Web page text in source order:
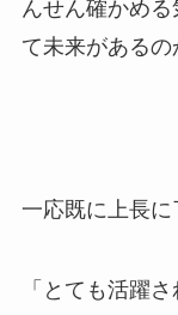
んせん確かめ
て未来がある
一応既に上長に
「とても活躍